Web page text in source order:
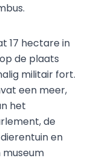
17 hectare in
de plaats
militair fort.
een meer,
het
de
en